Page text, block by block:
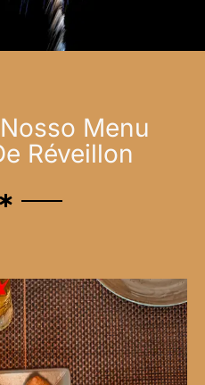
Menu
Réveillon